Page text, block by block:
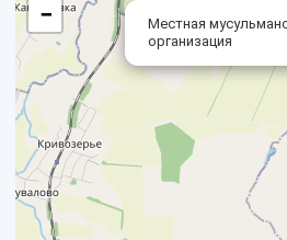
Местная
организация
−